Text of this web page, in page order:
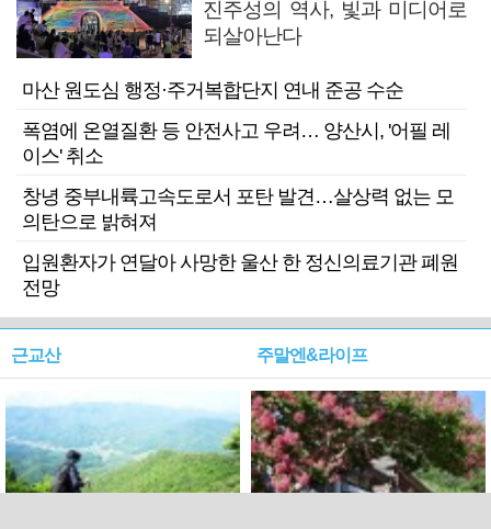
진주성의 역사, 빛과 미디어로
되살아난다
마산 원도심 행정·주거복합단지 연내 준공 수순
폭염에 온열질환 등 안전사고 우려… 양산시, '어필 레
이스' 취소
창녕 중부내륙고속도로서 포탄 발견…살상력 없는 모
의탄으로 밝혀져
입원환자가 연달아 사망한 울산 한 정신의료기관 폐원
전망
근교산 주말엔&라이프